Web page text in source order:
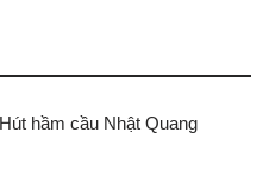
hầm cầu Nhật Quang